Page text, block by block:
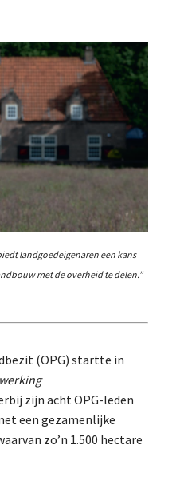
landgoedeigenaren een kans
met de overheid te delen.”
(OPG) startte in
zijn acht OPG-leden
een gezamenlijke
zo’n 1.500 hectare